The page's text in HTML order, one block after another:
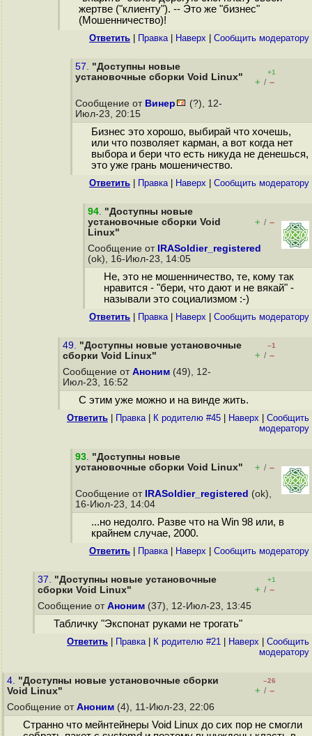
жертве ("клиенту"). -- Это же "бизнес"
(Мошенничество)!
Ответить Правка| Наверх Cообщить модератору
57. "Доступны новые
установочные сборки Void Linux"
+1
+ / –
Сообщение от Винер
(?), 12-
Июл-23, 20:15
Бизнес это хорошо, выбирай что хочешь,
или что позволяет карман, а вот когда нет
выбора и бери что есть никуда не денешься,
это уже грань мошеничество.
Ответить Правка| Наверх Cообщить модератору
94. "Доступны новые
установочные сборки Void
Linux"
+ / –
Сообщение от
IRASoldier_registered
(ok), 16-Июл-23, 14:05
Не, это не мошенничество, те, кому так
нравится - "бери, что дают и не вякай" -
называли это социализмом :-)
Ответить Правка| Наверх Cообщить модератору
49. "Доступны новые установочные
сборки Void Linux"
–1
+ / –
Сообщение от Аноним (49), 12-
Июл-23, 16:52
С этим уже можно и на винде жить.
Ответить Правка| К родителю #45 Наверх
Cообщить
модератору
93. "Доступны новые
установочные сборки Void Linux"
+ / –
Сообщение от IRASoldier_registered (ok),
16-Июл-23, 14:04
...но недолго. Разве что на Win 98 или, в
крайнем случае, 2000.
Ответить Правка| Наверх Cообщить модератору
37. "Доступны новые установочные
сборки Void Linux"
+1
+ / –
Сообщение от Аноним (37), 12-Июл-23, 13:45
Табличку "Экспонат руками не трогать"
Ответить Правка| К родителю #21 Наверх
Cообщить
модератору
4. "Доступны новые установочные сборки
Void Linux"
–26
+ / –
Сообщение от Аноним (4), 11-Июл-23, 22:06
Странно что мейнтейнеры Void Linux до сих пор не смогли